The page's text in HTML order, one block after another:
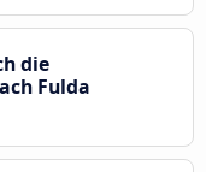
die
Fulda